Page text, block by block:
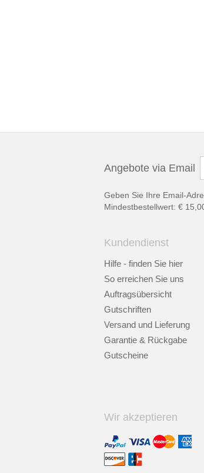
Angebote via Email
Geben Sie Ihre Email-
Mindestbestellwert: €
Kundendienst
Hilfe - finden Sie hier
So erreichen Sie uns
Auftragsübersicht
Gutschriften
Versand und Lieferung
Garantie & Rückgabe
Gutscheine
Wir akzeptieren